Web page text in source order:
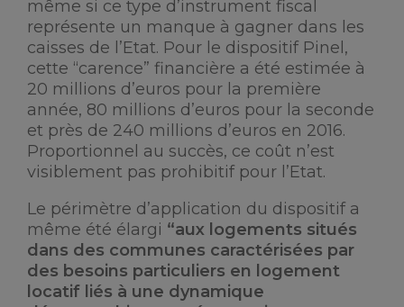
même si ce type d’instrument fiscal
représente un manque à gagner dans les
caisses de l’Etat. Pour le dispositif Pinel,
cette “carence” financière a été estimée à
20 millions d’euros pour la première
année, 80 millions d’euros pour la seconde
et près de 240 millions d’euros en 2016.
Proportionnel au succès, ce coût n’est
visiblement pas prohibitif pour l’Etat.
Le périmètre d’application du dispositif a
même été élargi “aux logements situés
dans des communes caractérisées par
des besoins particuliers en logement
locatif liés à une dynamique